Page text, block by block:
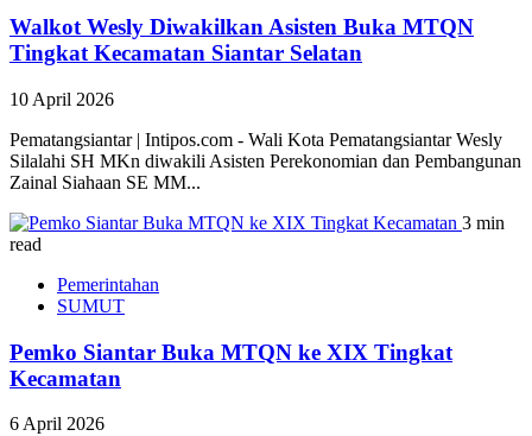
Walkot Wesly Diwakilkan Asisten Buka MTQN
Tingkat Kecamatan Siantar Selatan
10 April 2026
Pematangsiantar | Intipos.com - Wali Kota Pematangsiantar Wesly
Silalahi SH MKn diwakili Asisten Perekonomian dan Pembangunan
Zainal Siahaan SE MM...
3 min
read
Pemerintahan
SUMUT
Pemko Siantar Buka MTQN ke XIX Tingkat
Kecamatan
6 April 2026